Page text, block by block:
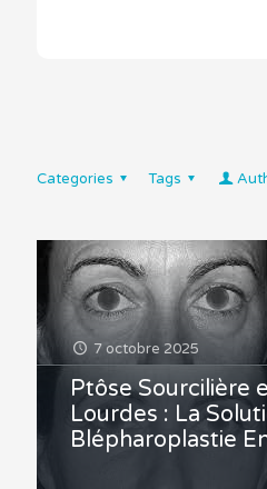
Categories Tags
7 octobre 2025
Ptôse Sourcilière
Lourdes : La
Blépharoplastie